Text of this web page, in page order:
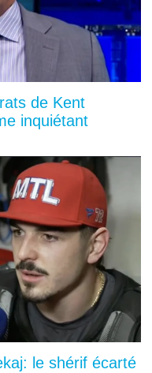
de Kent
inquiétant
le shérif écarté